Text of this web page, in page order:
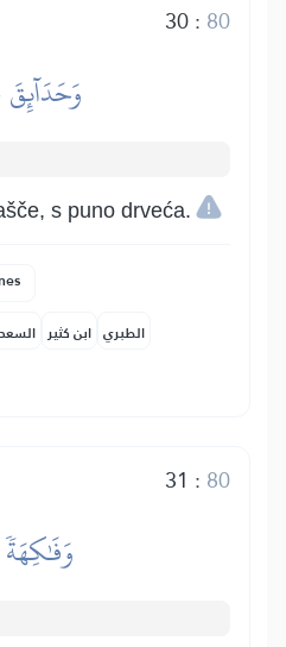
30: 80
وَحَدَآئِقَ
s puno drveća.
ابن كثير الطبري
31 : 80
وَفَٰكِهَةٗ